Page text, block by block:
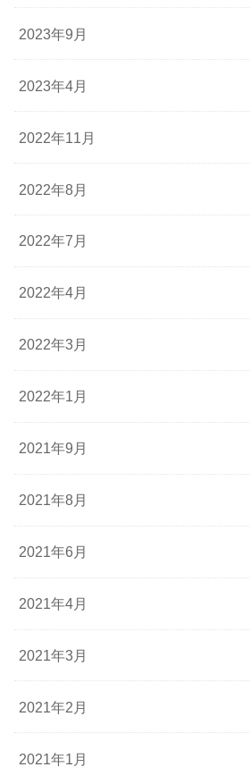
2023年9月
2023年4月
2022年11月
2022年8月
2022年7月
2022年4月
2022年3月
2022年1月
2021年9月
2021年8月
2021年6月
2021年4月
2021年3月
2021年2月
2021年1月